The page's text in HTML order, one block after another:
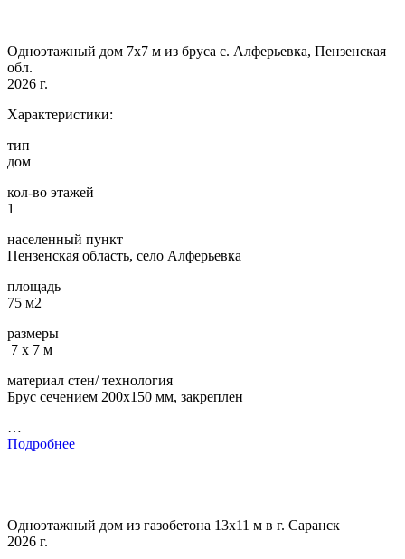
Одноэтажный дом 7х7 м из бруса с. Алферьевка, Пензенская
обл.
2026 г.
Характеристики:
тип
дом
кол-во этажей
1
населенный пункт
Пензенская область, село Алферьевка
площадь
75 м2
размеры
7 х 7 м
материал стен/ технология
Брус сечением 200х150 мм, закреплен
…
Подробнее
Одноэтажный дом из газобетона 13х11 м в г. Саранск
2026 г.